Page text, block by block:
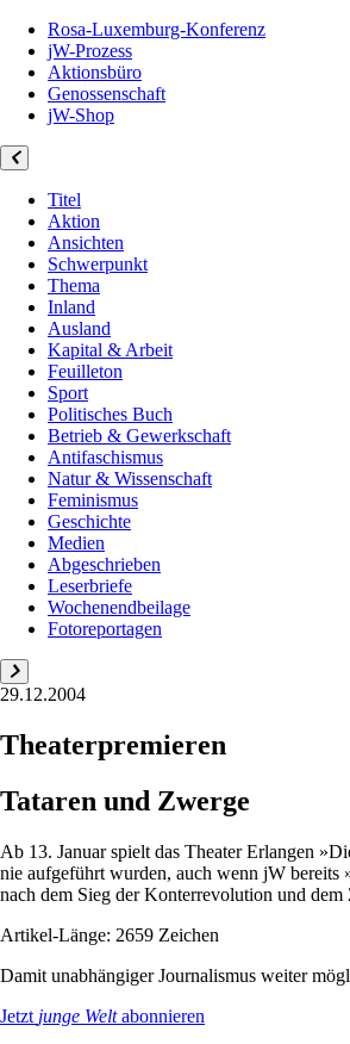
Rosa-Luxemburg-Konferenz
jW-Prozess
Aktionsbüro
Genossenschaft
jW-Shop
Titel
Aktion
Ansichten
Schwerpunkt
Thema
Inland
Ausland
Kapital & Arbeit
Feuilleton
Sport
Politisches Buch
Betrieb & Gewerkschaft
Antifaschismus
Natur & Wissenschaft
Feminismus
Geschichte
Medien
Abgeschrieben
Leserbriefe
Wochenendbeilage
Fotoreportagen
29.12.2004
Theaterpremieren
Tataren und Zwerge
Ab 13. Januar spielt das Theater Erlangen
nie aufgeführt wurden, auch wenn jW bereits
nach dem Sieg der Konterrevolution und dem
Artikel-Länge: 2659 Zeichen
Damit unabhängiger Journalismus weiter
Jetzt junge Weltabonnieren